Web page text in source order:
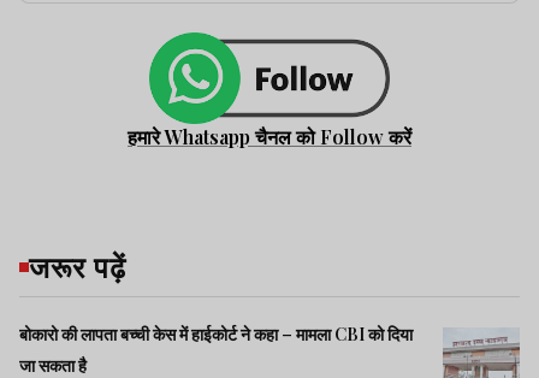
हमारे Whatsapp चैनल को Follow करें
जरूर पढ़ें
बोकारो की लापता बच्ची केस में हाईकोर्ट ने कहा – मामला CBI को दिया
जा सकता है